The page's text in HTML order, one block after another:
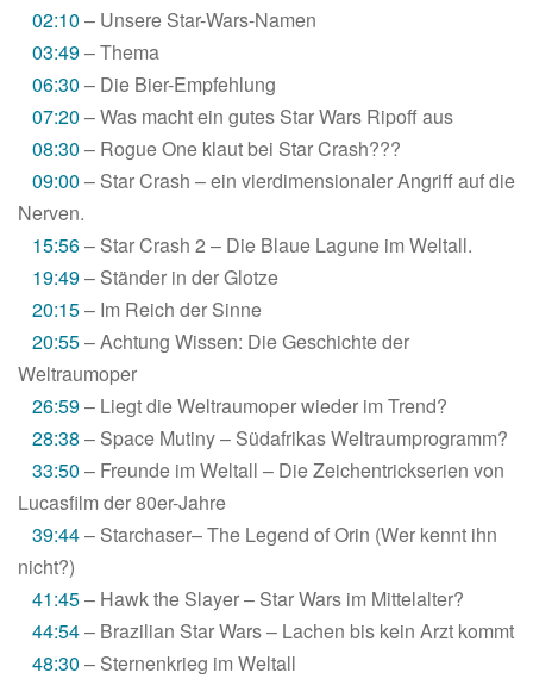
02:10 – Unsere Star-Wars-Namen
03:49– Thema
06:30 – Die Bier-Empfehlung
07:20 – Was macht ein gutes Star Wars Ripoff aus
08:30 – Rogue One klaut bei Star Crash???
09:00 – Star Crash – ein vierdimensionaler Angriff auf die
Nerven.
15:56– Star Crash 2 – Die Blaue Lagune im Weltall.
19:49– Ständer in der Glotze
20:15– Im Reich der Sinne
20:55– Achtung Wissen: Die Geschichte der
Weltraumoper
26:59– Liegt die Weltraumoper wieder im Trend?
28:38 – Space Mutiny – Südafrikas Weltraumprogramm?
33:50 – Freunde im Weltall – Die Zeichentrickserien von
Lucasfilm der 80er-Jahre
39:44– Starchaser– The Legend of Orin (Wer kennt ihn
nicht?)
41:45– Hawk the Slayer – Star Wars im Mittelalter?
44:54– Brazilian Star Wars – Lachen bis kein Arzt kommt
48:30 – Sternenkrieg im Weltall